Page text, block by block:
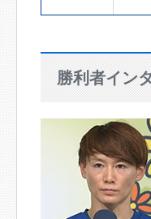
勝利者イン